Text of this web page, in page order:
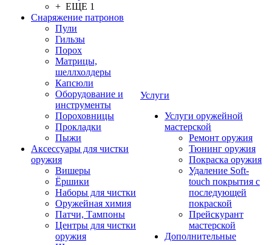
+ ЕЩЕ 1
Снаряжение патронов
Пули
Гильзы
Порох
Матрицы,
шеллхолдеры
Капсюли
Оборудование и
инструменты
Пороховницы
Прокладки
Пыжи
Аксессуары для чистки
оружия
Вишеры
Ёршики
Наборы для чистки
Оружейная химия
Патчи, Тампоны
Центры для чистки
оружия
Услуги
Услуги оружейной
мастерской
Ремонт оружия
Тюнинг оружия
Покраска оружия
Удаление Soft-
touch покрытия с
последующей
покраской
Прейскурант
мастерской
Дополнительные